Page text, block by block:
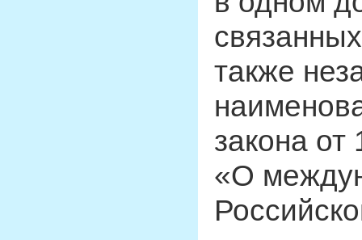
также
закона
«О